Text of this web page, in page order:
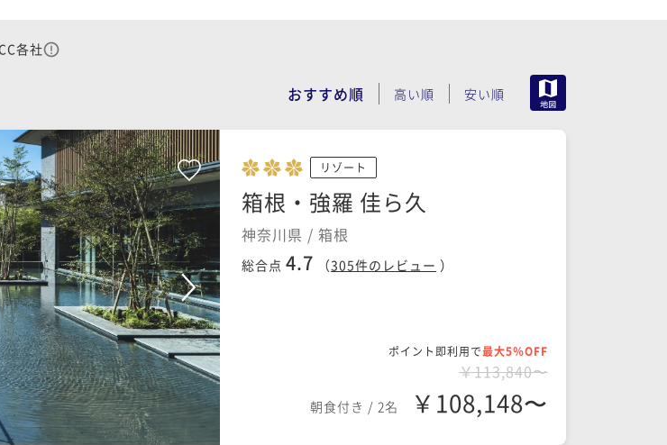
各社
おすすめ順 高い順 安い順
リゾート
箱根・強羅 佳ら久
神奈川県 / 箱根
総合点 4.7 （305件のレビュー ）
ポイント即利用で最大5％OFF
￥113,840〜
朝食付き / 2名 ￥108,148〜